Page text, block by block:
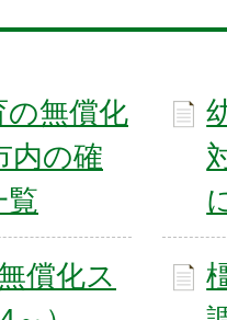
の無償化
内の確
覧
償化ス